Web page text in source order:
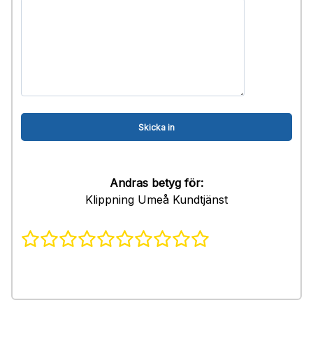
Andras betyg för:
Klippning Umeå Kundtjänst